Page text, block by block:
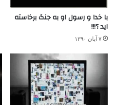
با خدا و رسول او به جنگ برخاسته
اید ؟!!!
۷ آبان ۱۳۹۰